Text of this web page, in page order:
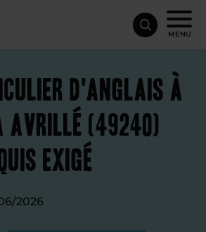
MENU
d'anglais à
Avrillé (49240)
exigé
2026